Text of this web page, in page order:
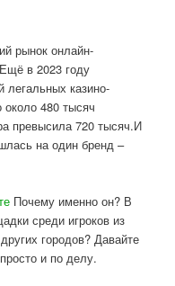
рынок онлайн-
в 2023 году
легальных казино-
480 тысяч
превысила 720 тысяч.И
на один бренд –
Почему именно он? В
среди игроков из
городов? Давайте
и по делу.